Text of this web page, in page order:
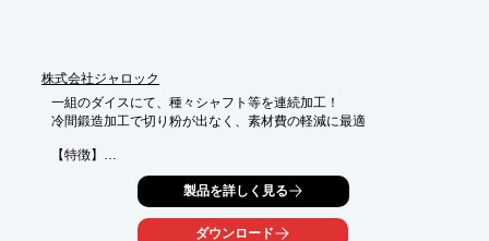
株式会社ジャロック
一組のダイスにて、種々シャフト等を連続加工！
冷間鍛造加工で切り粉が出なく、素材費の軽減に最適
【特徴】
○回転鍛造による高速打付技術により面粗度を強化
○加工硬化により部品の強度がＵＰ。
○内径に芯金を入れて加工することで内径スプラインも加工可能
○内側の波型精度も強化
製品を詳しく見る
ダウンロード